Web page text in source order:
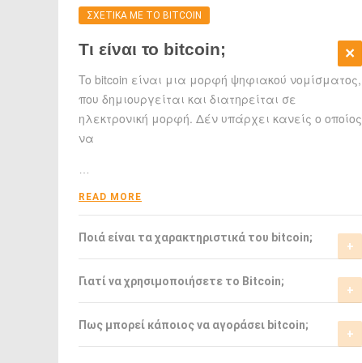
ΣΧΕΤΙΚΑ ΜΕ ΤΟ BITCOIN
Τι είναι το bitcoin;
To bitcoin είναι μια μορφή ψηφιακού νομίσματος,
που δημιουργείται και διατηρείται σε
ηλεκτρονική μορφή. Δέν υπάρχει κανείς ο οποίος
να
READ MORE
Ποιά είναι τα χαρακτηριστικά του bitcoin;
Το bitcoin έχει αρκετά σημαντικά
χαρακτηριστικά που το ξεχωρίζουν από τα
ελεγχόμενα-από-κυβερνήσεις νομίσματα.
Γιατί να χρησιμοποιήσετε το Bitcoin;
Το bitcoin είναι μια σχετικά νέα μορφή
νομίσματος, η οποία τώρα αρχίζει να γίνεται
αποδεκτή από μιά μεγάλη μερίδα του
Πως μπορεί κάποιος να αγοράσει bitcoin;
Μπορείτε να αγοράσετε bitcoin είτε από τα